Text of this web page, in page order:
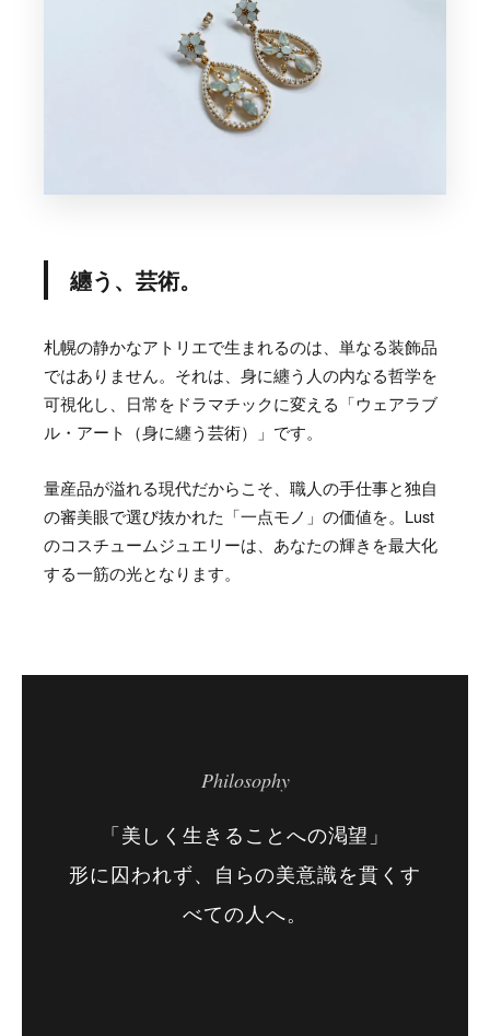
纏う、芸術。
札幌の静かなアトリエで生まれるのは、単なる装飾品
ではありません。それは、身に纏う人の内なる哲学を
可視化し、日常をドラマチックに変える「ウェアラブ
ル・アート（身に纏う芸術）」です。
量産品が溢れる現代だからこそ、職人の手仕事と独自
の審美眼で選び抜かれた「一点モノ」の価値を。Lust
のコスチュームジュエリーは、あなたの輝きを最大化
する一筋の光となります。
Philosophy
「美しく生きることへの渇望」
形に囚われず、自らの美意識を貫くす
べての人へ。